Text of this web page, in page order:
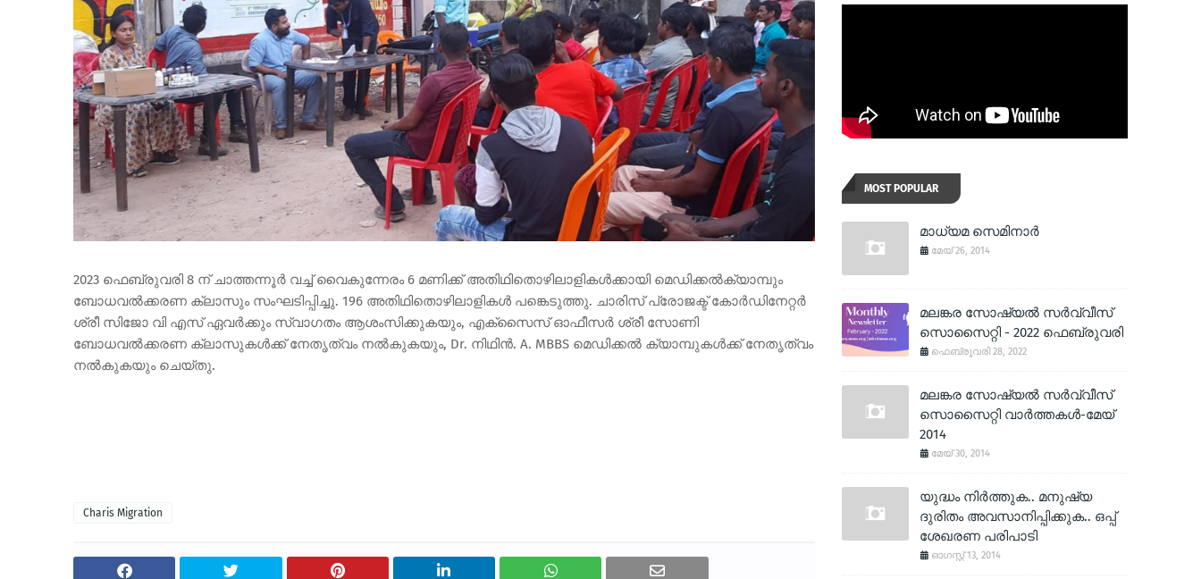
2023 ഫെബ്രുവരി 8 ന് ചാത്തന്നൂര്‍ വച്ച് വൈകുന്നേരം 6 മണിക്ക് അതിഥിതൊഴിലാളികള്‍ക്കായി മെഡിക്കല്‍ക്യാമ്പും
ബോധവല്‍ക്കരണ ക്ലാസും സംഘടിപ്പിച്ചു. 196 അതിഥിതൊഴിലാളികള്‍ പങ്കെടുത്തു. ചാരിസ് പ്രോജക്ട് കോര്‍ഡിനേറ്റര്‍
ശ്രീ സിജോ വി എസ് ഏവര്‍ക്കും സ്വാഗതം ആശംസിക്കുകയും, എക്‌സൈസ് ഓഫീസര്‍ ശ്രീ സോണി
ബോധവല്‍ക്കരണ ക്ലാസുകള്‍ക്ക് നേതൃത്വം നല്‍കുകയും, Dr. നിഥിന്‍. A. MBBS മെഡിക്കല്‍ ക്യാമ്പുകള്‍ക്ക് നേതൃത്വം
നല്‍കുകയും ചെയ്തു.
Charis Migration
MOST POPULAR
മാധ്യമ സെമിനാര്‍
മേയ് 26, 2014
മലങ്കര സോഷ്യല്‍ സര്‍വ്വീസ്
സൊസൈറ്റി - 2022 ഫെബ്രുവരി
ഫെബ്രുവരി 28, 2022
മലങ്കര സോഷ്യല്‍ സര്‍വ്വീസ്
സൊസൈറ്റി വാര്‍ത്തകള്‍-മേയ്
2014
മേയ് 30, 2014
യുദ്ധം നിര്‍ത്തുക.. മനുഷ്യ
ദുരിതം അവസാനിപ്പിക്കുക.. ഒപ്പ്
ശേഖരണ പരിപാടി
ഓഗസ്റ്റ് 13, 2014